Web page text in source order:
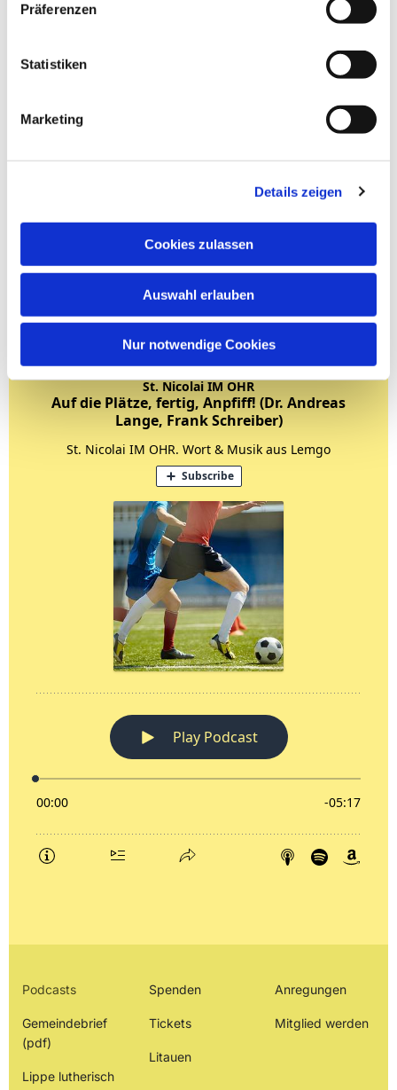
Präferenzen
Statistiken
Marketing
Details zeigen
Cookies zulassen
Auswahl erlauben
Nur notwendige Cookies
Podcasts
Gemeindebrief
(pdf)
Lippe lutherisch
Spenden
Tickets
Litauen
Anregungen
Mitglied werden